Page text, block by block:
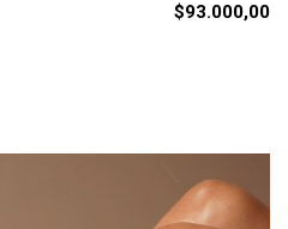
$93.000,00